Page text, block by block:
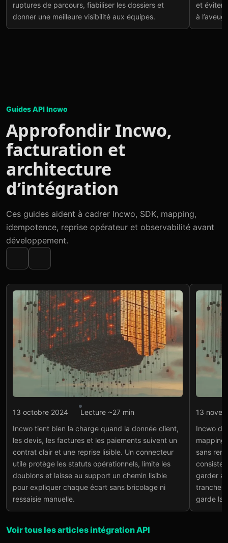
ruptures de parcours, fiabiliser les dossiers et
donner une meilleure visibilité aux équipes.
et éviter
à
Guides API Incwo
Approfondir Incwo,
facturation et
architecture
d’intégration
Ces guides aident à cadrer Incwo, SDK, mapping,
idempotence, reprise opérateur et observabilité avant
développement.
Intégration API
Incwo – guide 2025
Lire l'article→
13 octobre 2024
Lecture ~27 min
Incwo tient bien la charge quand la donnée client,
les devis, les factures et les paiements suivent un
contrat clair et une reprise lisible. Un connecteur
utile protège les statuts opérationnels, limite les
doublons et laisse au support un chemin lisible
pour expliquer chaque écart sans bricolage ni
ressaisie manuelle.
13
Incwo
sans
consiste
garder
tranche
garde la
Voir tous les articles intégration API